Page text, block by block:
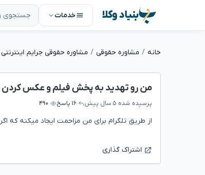
بنیاد وکلا خدمات
خانه مشاوره حقوقی مشاوره حقوقی جرایم اینترنتی
من رو تهدید به پخش فیلم و عکس کردن
پرسیده شده ۵ سال پیش ۱۶ پاسخ ۴۹۰
از طریق تلگرام برای من مزاحمت ایجاد میکنه
اشتراک گذاری